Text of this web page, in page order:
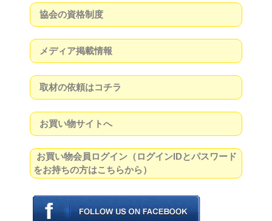
協会の資格制度
メディア掲載情報
取材の依頼はコチラ
お買い物サイトへ
お買い物会員ログイン（ログインIDとパスワード
をお持ちの方はこちらから）